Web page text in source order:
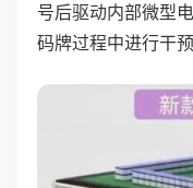
号后驱动内部微型
码牌过程中进行干